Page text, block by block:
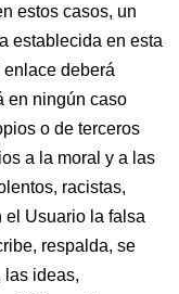
estos casos, un
establecida en esta
deberá
en ningún caso
o de terceros
a la moral y a las
racistas,
el Usuario la falsa
respalda, se
las ideas,